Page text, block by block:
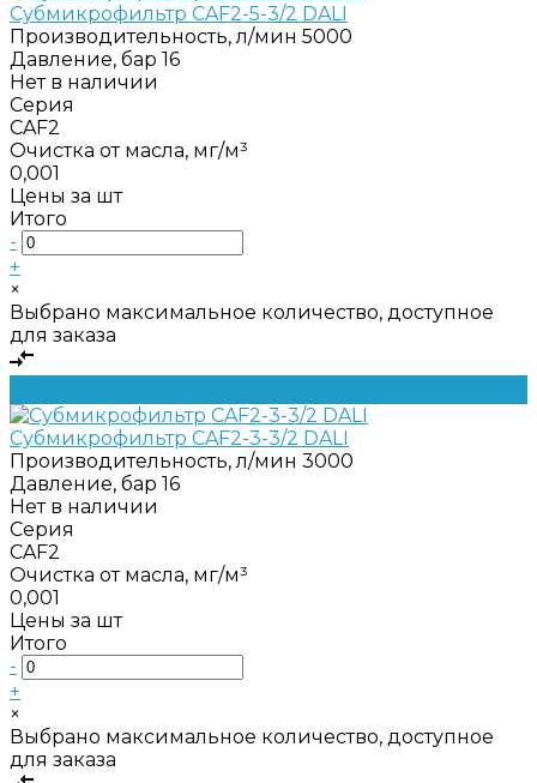
Субмикрофильтр CAF2-5-3/2 DALI
Производительность, л/мин 5000
Давление, бар 16
Нет в наличии
Серия
CAF2
Очистка от масла, мг/м³
0,001
Цены за шт
Итого
-
+
×
Выбрано максимальное количество, доступное
для заказа
Субмикрофильтр CAF2-3-3/2 DALI
Производительность, л/мин 3000
Давление, бар 16
Нет в наличии
Серия
CAF2
Очистка от масла, мг/м³
0,001
Цены за шт
Итого
-
+
×
Выбрано максимальное количество, доступное
для заказа